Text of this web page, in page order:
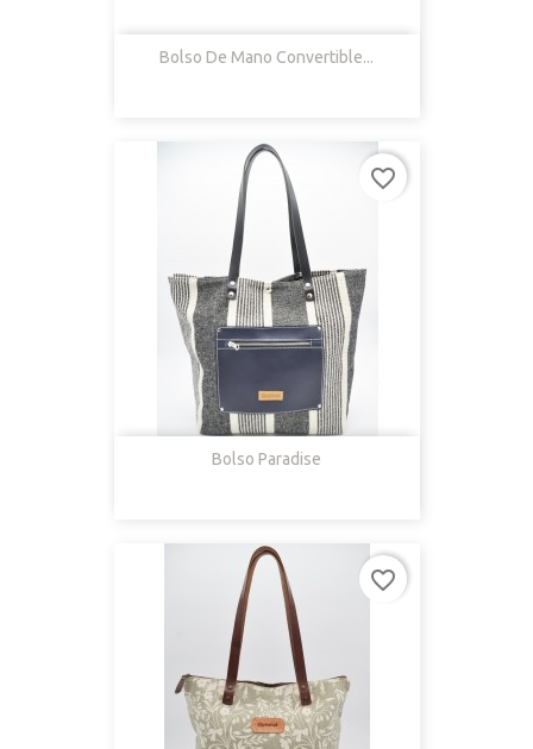
Bolso De Mano Convertible...
Bolso Paradise
favorite_border
favorite_border